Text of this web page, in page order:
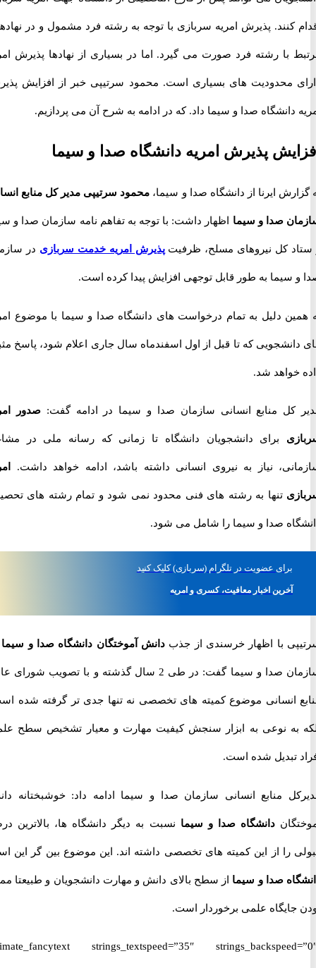
کنند. پذیرش امریه سربازی با توجه به رشته فرد مشمول و در نهادهای
با رشته فرد صورت می گیرد. اما در بسیاری از نهادها پذیرش امریه
محدودیت های بسیاری است. محمود سرتیپی خبر از افزایش پذیرش
دانشگاه صدا و سیما داد. که در ادامه به شرح آن می پردازیم.
پذیرش امریه دانشگاه صدا و سیما
ایرنا از دانشگاه صدا و سیما،محمود سرتیپی مدیر کل منابع انسانی
صدا و سیمااظهار داشت: با توجه به تفاهم نامه سازمان صدا و سیما
کل نیروهای مسلح، ظرفیتپذیرش امریه خدمت سربازیدر سازمان
سیما به طور قابل توجهی افزایش پیدا کرده است.
دلیل به تمام درخواست های دانشگاه صدا و سیما با موضوع امریه
که تا قبل از اول اسفندماه سال جاری اعلام شود، پاسخ مثبت
شد.
کل منابع انسانی سازمان صدا و سیما در ادامه گفت:صدور امریه
برای دانشجویان دانشگاه تا زمانی که رسانه ملی در مشاغل
نیاز به نیروی انسانی داشته باشد، ادامه خواهد داشت.امریه
تنها به رشته های فنی محدود نمی شود و تمام رشته های تحصیلی
صدا و سیما را شامل می شود.
عضویت در تلگرام(سربازی) کلیک کنید
آخرین اخبار معافیت، کسری و امریه
با اظهار خرسندی از جذبدانش آموختگان دانشگاه صدا و سیمادر
سازمان صدا و سیما گفت: در طی 2 سال گذشته و با تصویب شورای عالی
انسانی موضوع کمیته های تخصصی نه تنها جدی تر گرفته شده است،
به نوعی به ابزار سنجش کیفیت مهارت و معیار تشخیص سطح علمی
تبدیل شده است.
منابع انسانی سازمان صدا و سیما ادامه داد: خوشبختانه دانش
دانشگاه صدا و سیمانسبت به دیگر دانشگاه ها، بالاترین درصد
را از این کمیته های تخصصی داشته اند. این موضوع بین گر این است
صدا و سیمااز سطح بالای دانش و مهارت دانشجویان و طبیعتا ممتاز
علمی برخوردار است.
[ultimate_fancytext strings_textspeed=”35″